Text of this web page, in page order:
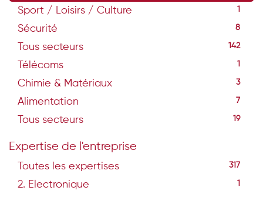
Sport / Loisirs / Culture 1
Sécurité 8
Tous secteurs 142
Télécoms 1
Chimie & Matériaux 3
Alimentation 7
Tous secteurs 19
Expertise de l'entreprise
Toutes les expertises 317
2. Electronique 1